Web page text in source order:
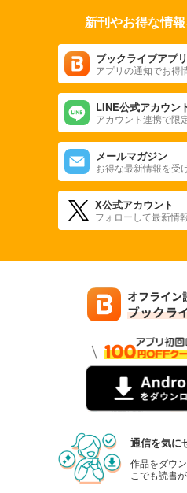
新刊やお得な情報
ブックライブアプリ
アプリの通知でお得
LINE公式アカウン
アカウント連携で限
メールマガジン
お得な最新情報を受
X公式アカウント
フォローして最新情
通信を気に
作品をダウ
こでも読書